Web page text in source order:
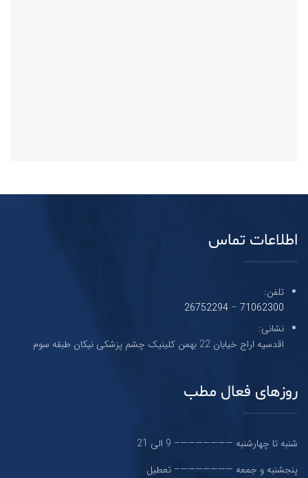
اطلاعات تماس
تلفن:
71062300
–
26752294
نشانی:
اقدسیه اراج خیابان 22 بهمن کلینیک چشم پزشکی نیکان طبقه سوم
روزهای فعال مطب
شنبه تا چهارشنبه ———————– 9 الی 21
پنجشنبه و جمعه ———————– تعطیل